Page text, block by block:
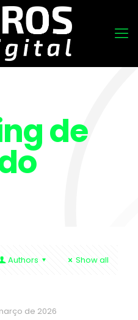
de
Authors Show all
de 2026